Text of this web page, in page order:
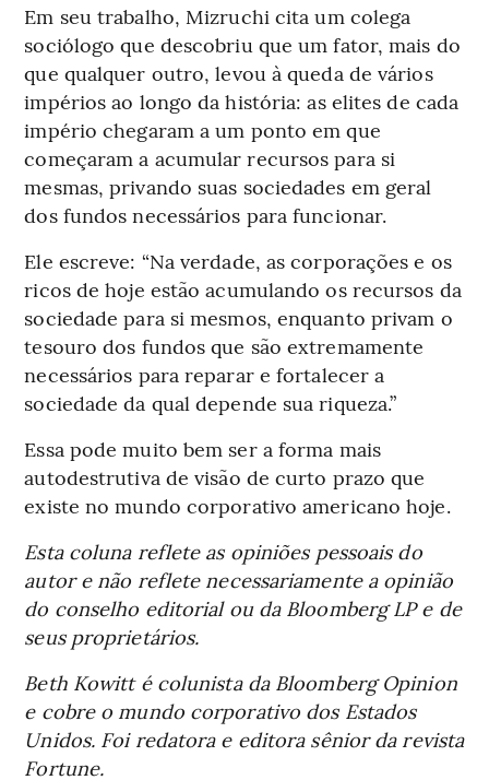
Em seu trabalho, Mizruchi cita um colega
sociólogo que descobriu que um fator, mais do
que qualquer outro, levou à queda de vários
impérios ao longo da história: as elites de cada
império chegaram a um ponto em que
começaram a acumular recursos para si
mesmas, privando suas sociedades em geral
dos fundos necessários para funcionar.
Ele escreve: “Na verdade, as corporações e os
ricos de hoje estão acumulando os recursos da
sociedade para si mesmos, enquanto privam o
tesouro dos fundos que são extremamente
necessários para reparar e fortalecer a
sociedade da qual depende sua riqueza.”
Essa pode muito bem ser a forma mais
autodestrutiva de visão de curto prazo que
existe no mundo corporativo americano hoje.
Esta coluna reflete as opiniões pessoais do
autor e não reflete necessariamente a opinião
do conselho editorial ou da Bloomberg LP e de
seus proprietários.
Beth Kowitt é colunista da Bloomberg Opinion
e cobre o mundo corporativo dos Estados
Unidos. Foi redatora e editora sênior da revista
Fortune.